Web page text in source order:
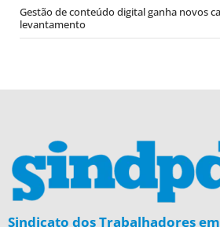
Gestão de conteúdo digital ganha novos
levantamento
Sindicato dos Trabalhadores